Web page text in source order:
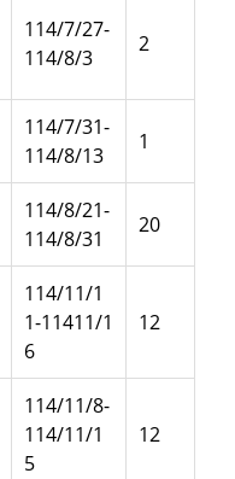
114/7/27-
114/8/3
2
114/7/31-
114/8/13
1
114/8/21-
114/8/31
20
114/11/1
1-11411/1
6
12
114/11/8-
114/11/1
5
12